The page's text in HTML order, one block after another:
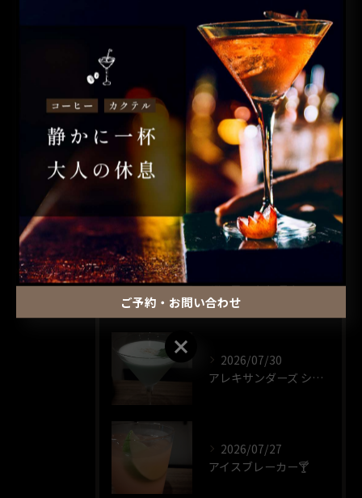
ウイスキー
一人飲み
最近の投稿 RECENT POSTS
パーフェクト ストーム🍸️
2026/07/30
アレキサンダーズ シスター🍸️
2026/07/27
アイスブレーカー🍸️
ご予約・お問い合わせ
ご予約・お問い合わせ